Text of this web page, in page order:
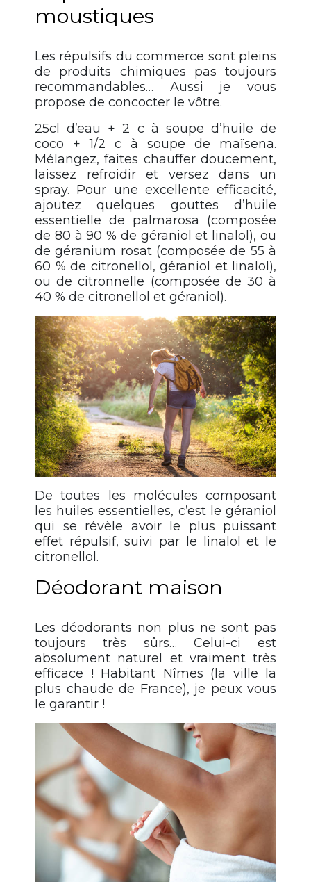
moustiques
Les répulsifs du commerce sont pleins
de produits chimiques pas toujours
recommandables… Aussi je vous
propose de concocter le vôtre.
25cl d’eau + 2 c à soupe d’huile de
coco + 1/2 c à soupe de maïsena.
Mélangez, faites chauffer doucement,
laissez refroidir et versez dans un
spray. Pour une excellente efficacité,
ajoutez quelques gouttes d’huile
essentielle de palmarosa (composée
de 80 à 90 % de géraniol et linalol), ou
de géranium rosat (composée de 55 à
60 % de citronellol, géraniol et linalol),
ou de citronnelle (composée de 30 à
40 % de citronellol et géraniol).
De toutes les molécules composant
les huiles essentielles, c’est le géraniol
qui se révèle avoir le plus puissant
effet répulsif, suivi par le linalol et le
citronellol.
Déodorant maison
Les déodorants non plus ne sont pas
toujours très sûrs… Celui-ci est
absolument naturel et vraiment très
efficace ! Habitant Nîmes (la ville la
plus chaude de France), je peux vous
le garantir !